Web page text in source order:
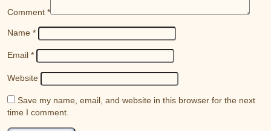
Comment*
Name*
Email*
Website
Save my name, email, and website in this browser for the next
time I comment.